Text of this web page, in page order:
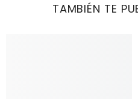
TAMBIÉN TE